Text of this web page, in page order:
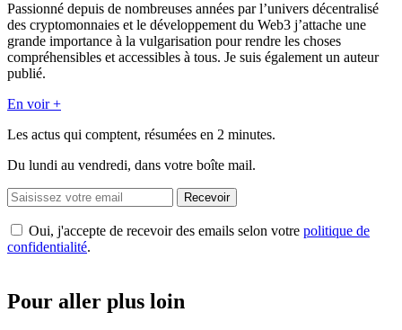
Passionné depuis de nombreuses années par l’univers décentralisé
des cryptomonnaies et le développement du Web3 j’attache une
grande importance à la vulgarisation pour rendre les choses
compréhensibles et accessibles à tous. Je suis également un auteur
publié.
En voir +
Les actus qui comptent, résumées en 2 minutes.
Du lundi au vendredi, dans votre boîte mail.
Recevoir
Oui, j'accepte de recevoir des emails selon votre politique de
confidentialité.
Pour aller plus loin